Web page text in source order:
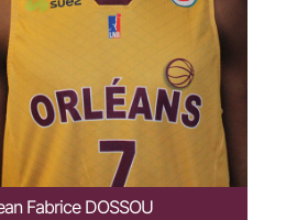
Fabrice DOSSOU